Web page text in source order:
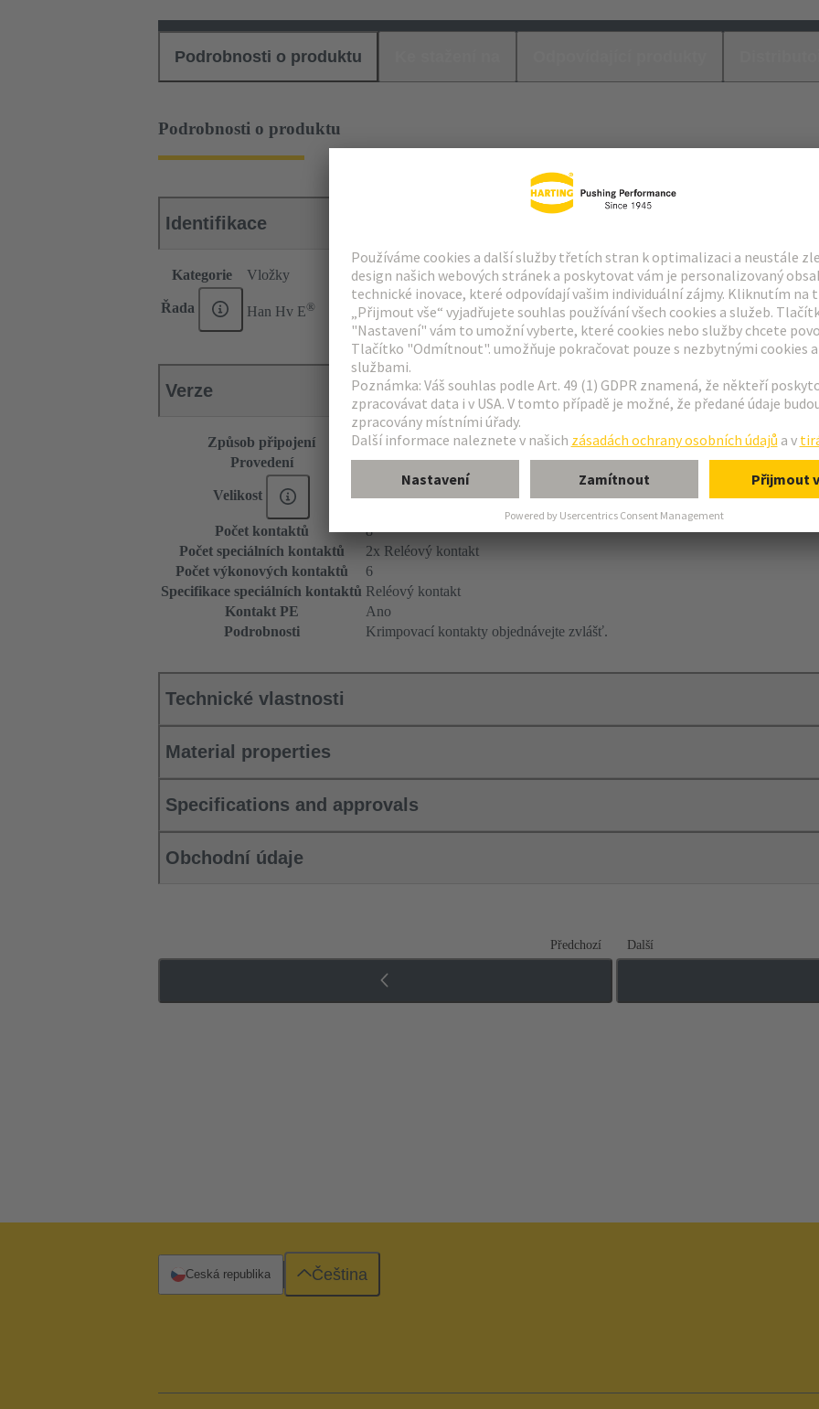
Podrobnosti o produktu
Podrobnosti o produktu
Identifikace
Kategorie Vložky
Řada Han Hv E®
Verze
Způsob připojení
Krimpování
Provedení
Zásuvka (female)
Velikost 16 B
Počet kontaktů
8
Počet speciálních kontaktů
2x Reléový kontakt
Počet výkonových kontaktů
6
Specifikace speciálních kontaktů Reléový kontakt
Kontakt PE
Ano
Podrobnosti
Krimpovací kontakty objednávejte zvlášť.
Technické vlastnosti
Material properties
Specifications and approvals
Obchodní údaje
Předchozí Další
Česká republika Čeština